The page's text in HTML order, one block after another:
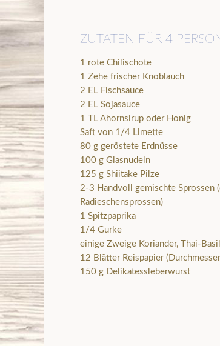
ZUTATEN FÜR 4
1 rote Chilischote
1 Zehe frischer Knoblauch
2 EL Fischsauce
2 EL Sojasauce
1 TL Ahornsirup oder Honig
Saft von 1/4 Limette
80 g geröstete Erdnüsse
100 g Glasnudeln
125 g Shiitake Pilze
2-3 Handvoll gemischte Sprossen
Radieschensprossen)
1 Spitzpaprika
1/4 Gurke
einige Zweige Koriander, Thai-
12 Blätter Reispapier
150 g Delikatessleberwurst